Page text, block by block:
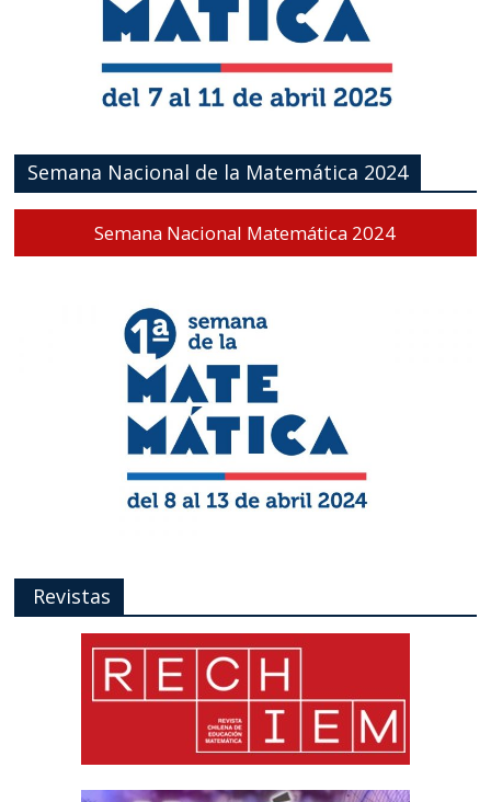
Semana Nacional de la Matemática 2024
Semana Nacional Matemática 2024
Revistas